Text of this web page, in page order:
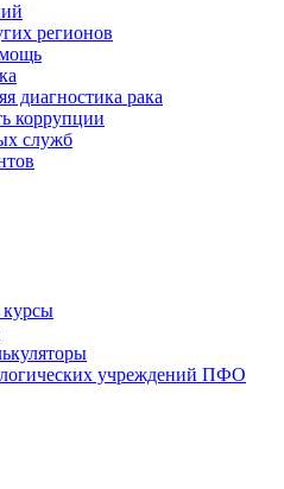
регионов
диагностика рака
коррупции
служб
курсы
учреждений ПФО